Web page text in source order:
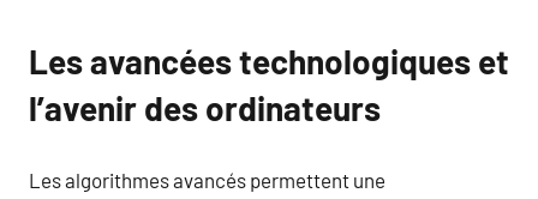
Les avancées technologiques et
l’avenir des ordinateurs
Les algorithmes avancés permettent une